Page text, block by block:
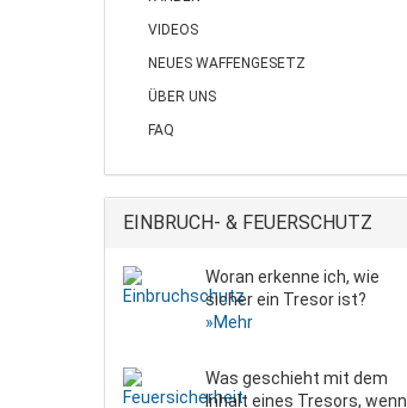
VIDEOS
NEUES WAFFENGESETZ
ÜBER UNS
FAQ
EINBRUCH- & FEUERSCHUTZ
Woran erkenne ich, wie
sicher ein Tresor ist?
»Mehr
Was geschieht mit dem
Inhalt eines Tresors, wenn